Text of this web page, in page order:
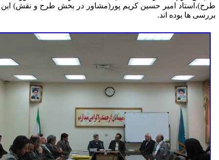
امیر حسین کریم پور(مشاور در بخش طرح و نقش) این
ها بوده اند.